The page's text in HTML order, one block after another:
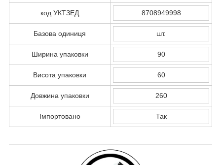
код УКТЗЕД 8708949998
Базова одиниця шт.
Ширина упаковки 90
Висота упаковки 60
Довжина упаковки 260
Імпортовано Так